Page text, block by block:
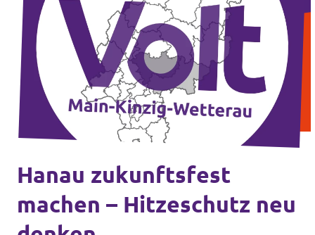
Hanau zukunftsfest
machen – Hitzeschutz neu